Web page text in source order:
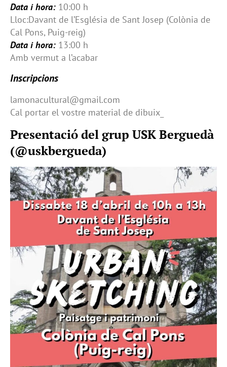
Data i hora: 10:00 h
Lloc:Davant de l’Església de Sant Josep (Colònia de
Cal Pons, Puig-reig)
Data i hora: 13:00 h
Amb vermut a l’acabar
Inscripcions
lamonacultural@gmail.com
Cal portar el vostre material de dibuix_
Presentació del grup USK Berguedà
(@uskbergueda)